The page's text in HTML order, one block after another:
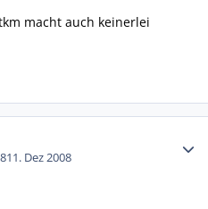
macht auch keinerlei
11. Dez 2008